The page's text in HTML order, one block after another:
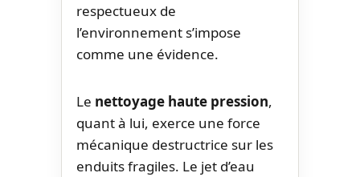
respectueux de
l’environnement s’impose
comme une évidence.
Le nettoyage haute pression,
quant à lui, exerce une force
mécanique destructrice sur les
enduits fragiles. Le jet d’eau